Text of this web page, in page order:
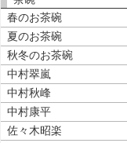
春のお茶碗
夏のお茶碗
秋冬のお茶碗
中村翠嵐
中村秋峰
中村康平
佐々木昭楽